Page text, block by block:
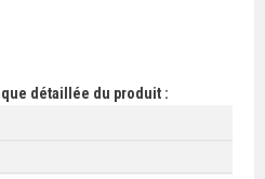
détaillée du produit :